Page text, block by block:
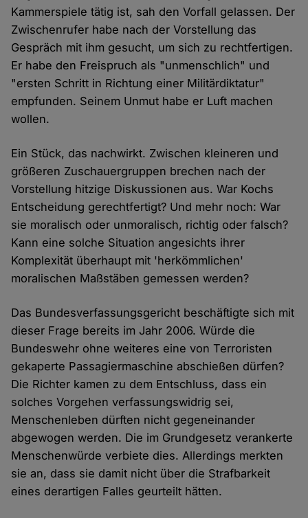
Kammerspiele tätig ist, sah den Vorfall gelassen. Der
Zwischenrufer habe nach der Vorstellung das
Gespräch mit ihm gesucht, um sich zu rechtfertigen.
Er habe den Freispruch als "unmenschlich" und
"ersten Schritt in Richtung einer Militärdiktatur"
empfunden. Seinem Unmut habe er Luft machen
wollen.
Ein Stück, das nachwirkt. Zwischen kleineren und
größeren Zuschauergruppen brechen nach der
Vorstellung hitzige Diskussionen aus. War Kochs
Entscheidung gerechtfertigt? Und mehr noch: War
sie moralisch oder unmoralisch, richtig oder falsch?
Kann eine solche Situation angesichts ihrer
Komplexität überhaupt mit 'herkömmlichen'
moralischen Maßstäben gemessen werden?
Das Bundesverfassungsgericht beschäftigte sich mit
dieser Frage bereits im Jahr 2006. Würde die
Bundeswehr ohne weiteres eine von Terroristen
gekaperte Passagiermaschine abschießen dürfen?
Die Richter kamen zu dem Entschluss, dass ein
solches Vorgehen verfassungswidrig sei,
Menschenleben dürften nicht gegeneinander
abgewogen werden. Die im Grundgesetz verankerte
Menschenwürde verbiete dies. Allerdings merkten
sie an, dass sie damit nicht über die Strafbarkeit
eines derartigen Falles geurteilt hätten.